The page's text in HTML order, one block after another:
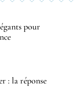
pour
: la réponse